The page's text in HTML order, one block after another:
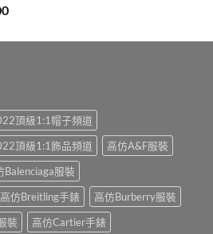
頂級1:1帽子頻道
頂級1:1飾品頻道
高仿A&F服裝
Balenciaga服裝
高仿Breitling手錶
高仿Burberry服裝
裝
高仿Cartier手錶